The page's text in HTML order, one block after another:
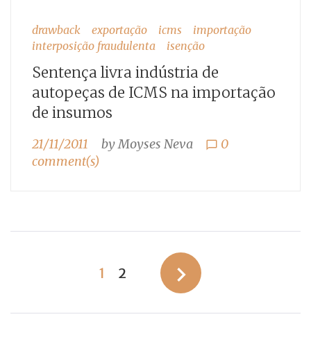
drawback exportação icms
importação
interposição fraudulenta
isenção
Sentença livra indústria de
autopeças de ICMS na importação
de insumos
21/11/2011 by Moyses Neva chat_bubble_outline 0
comment(s)
Paginação
posts
1 2 navigate_next